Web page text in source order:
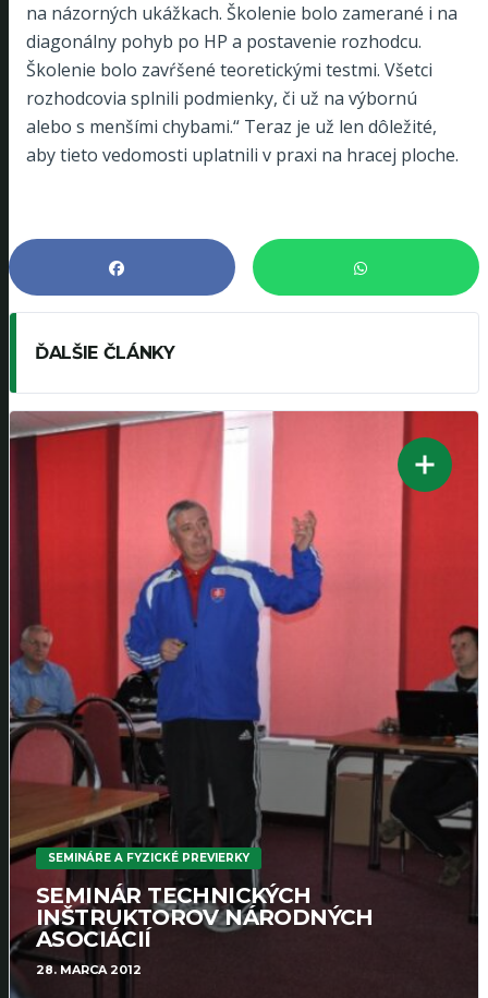
na názorných ukážkach. Školenie bolo zamerané i na
diagonálny pohyb po HP a postavenie rozhodcu.
Školenie bolo zavŕšené teoretickými testmi. Všetci
rozhodcovia splnili podmienky, či už na výbornú
alebo s menšími chybami.“ Teraz je už len dôležité,
aby tieto vedomosti uplatnili v praxi na hracej ploche.
ĎALŠIE ČLÁNKY
SEMINÁRE A FYZICKÉ PREVIERKY
SEMINÁR TECHNICKÝCH
INŠTRUKTOROV NÁRODNÝCH
ASOCIÁCIÍ
28. MARCA 2012